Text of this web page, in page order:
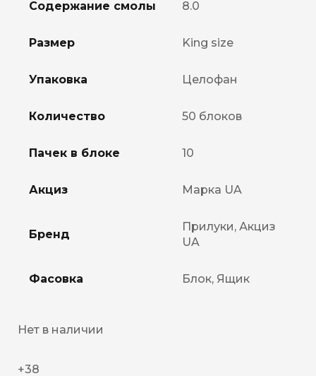
Содержание смолы 8.0
Размер King size
Упаковка Целофан
Количество 50 блоков
Пачек в блоке 10
Акциз Марка UA
Бренд
Прилуки, Акциз
UA
Фасовка Блок, Ящик
Нет в наличии
+38